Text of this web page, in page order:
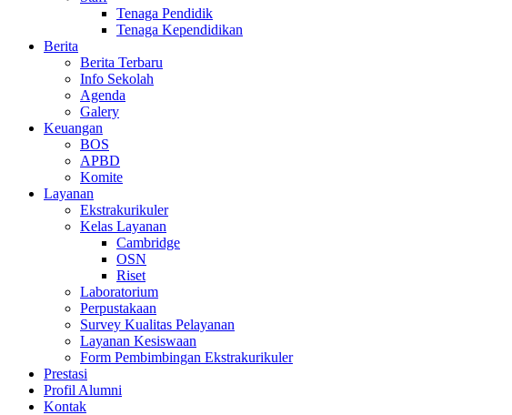
Tenaga Pendidik
Tenaga Kependidikan
Berita
Berita Terbaru
Info Sekolah
Agenda
Galery
Keuangan
BOS
APBD
Komite
Layanan
Ekstrakurikuler
Kelas Layanan
Cambridge
OSN
Riset
Laboratorium
Perpustakaan
Survey Kualitas Pelayanan
Layanan Kesiswaan
Form Pembimbingan Ekstrakurikuler
Prestasi
Profil Alumni
Kontak